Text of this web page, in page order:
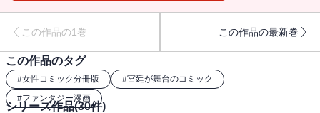
この作品の1巻 この作品の最新巻
この作品のタグ
#女性コミック分冊版 #宮廷が舞台のコミック
#ファンタジー漫画
シリーズ作品(30件)